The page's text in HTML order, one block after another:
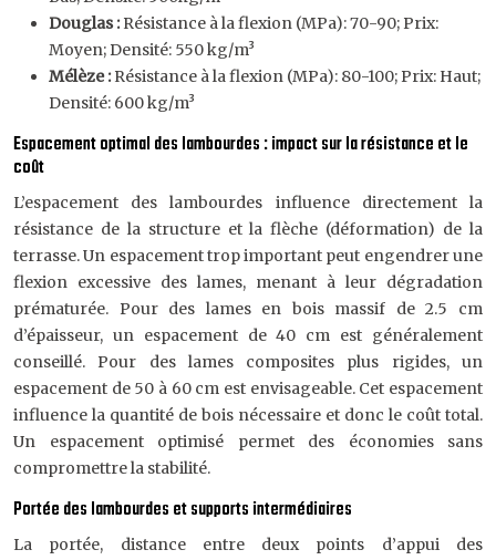
Douglas :Résistance à la flexion (MPa): 70-90; Prix:
Moyen; Densité: 550 kg/m³
Mélèze :Résistance à la flexion (MPa): 80-100; Prix: Haut;
Densité: 600 kg/m³
Espacement optimal des lambourdes : impact sur la résistance et le
coût
L’espacement des lambourdes influence directement la
résistance de la structure et la flèche (déformation) de la
terrasse. Un espacement trop important peut engendrer une
flexion excessive des lames, menant à leur dégradation
prématurée. Pour des lames en bois massif de 2.5 cm
d’épaisseur, un espacement de 40 cm est généralement
conseillé. Pour des lames composites plus rigides, un
espacement de 50 à 60 cm est envisageable. Cet espacement
influence la quantité de bois nécessaire et donc le coût total.
Un espacement optimisé permet des économies sans
compromettre la stabilité.
Portée des lambourdes et supports intermédiaires
La portée, distance entre deux points d’appui des